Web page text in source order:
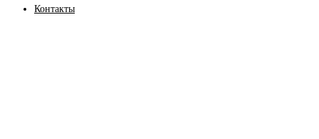
Контакты